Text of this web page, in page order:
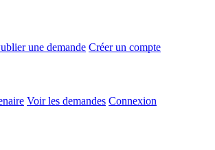
une demande Créer un compte
Voir les demandes Connexion